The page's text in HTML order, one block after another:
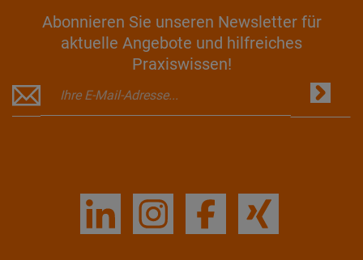
Abonnieren Sie unseren Newsletter für
aktuelle Angebote und hilfreiches
Praxiswissen!